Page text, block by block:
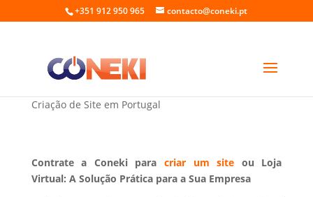
+351 912 950 965 contacto@coneki.pt
Marketing Digital em Albufeira Portugal
Criação de Site em Portugal
Contrate a Coneki para criar um site ou Loja
Virtual: A Solução Prática para a Sua Empresa